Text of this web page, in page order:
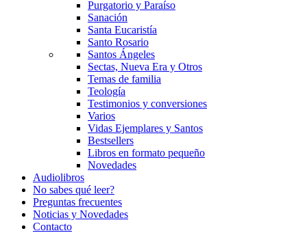
Purgatorio y Paraíso
Sanación
Santa Eucaristía
Santo Rosario
Santos Ángeles
Sectas, Nueva Era y Otros
Temas de familia
Teología
Testimonios y conversiones
Varios
Vidas Ejemplares y Santos
Bestsellers
Libros en formato pequeño
Novedades
Audiolibros
No sabes qué leer?
Preguntas frecuentes
Noticias y Novedades
Contacto